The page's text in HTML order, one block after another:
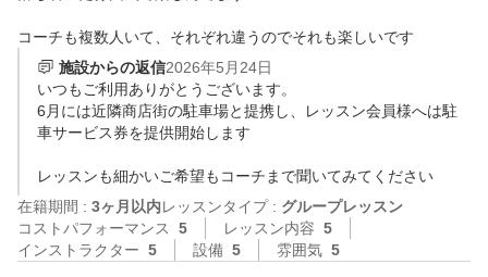
コーチも複数人いて、それぞれ違うのでそれも楽しいです
施設からの返信2026年5月24日
いつもご利用ありがとうございます。
6月には近隣商店街の駐車場と提携し、レッスン会員様へは駐
車サービス券を提供開始します
レッスンも細かいご希望もコーチまで聞いてみてください
在籍期間 : 3ヶ月以内レッスンタイプ : グループレッスン
コストパフォーマンス
5 レッスン内容 5
インストラクター 5 設備 5 雰囲気 5